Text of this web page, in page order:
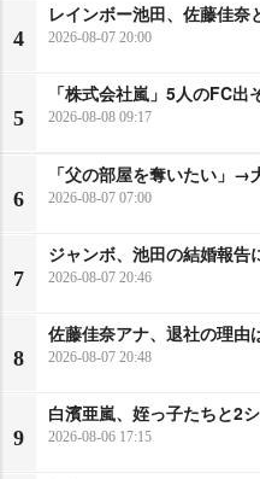
4
レインボー池田、佐藤佳奈
2026-08-07 20:00
5
「株式会社嵐」5人のFC出
2026-08-08 09:17
6
「父の部屋を奪いたい」→
2026-08-07 07:00
7
ジャンボ、池田の結婚報告
2026-08-07 20:46
8
佐藤佳奈アナ、退社の理由
2026-08-07 20:48
9
白濱亜嵐、姪っ子たちと2
2026-08-06 17:15